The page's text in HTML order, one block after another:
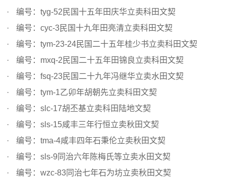
编号：tyg-52民国十五年田庆华立卖科田文契
编号：cyc-3民国十九年田亮清立卖科田文契
编号：tym-23-24民国二十五年桂少书立卖科田文契
编号：mxq-2民国二十五年田锦良立卖科田文契
编号：fsq-23民国二十九年冯继华立卖水田文契
编号：tym-1乙卯年胡朝先立卖科田文契
编号：slc-17胡丕基立卖科田陆地文契
编号：sls-15咸丰三年行恒立卖秋田文契
编号：tma-4咸丰四年石秉伦立卖秋田文契
编号：sls-9同治六年陈梅氏等立卖水田文契
编号：wzc-83同治七年石为坊立卖秋田文契